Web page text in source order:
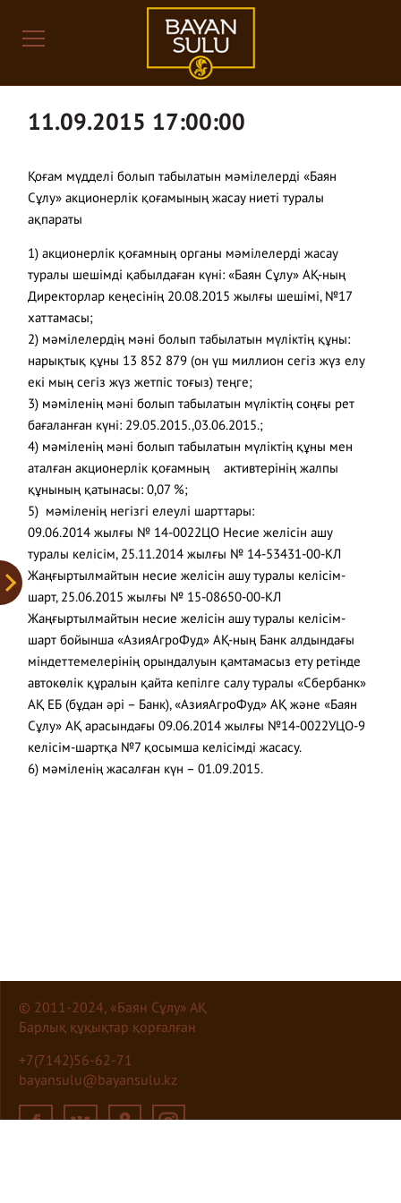
11.09.2015 17:00:00
Қоғам мүдделі болып табылатын мәмілелерді «Баян
Сұлу» акционерлік қоғамының жасау ниеті туралы
ақпараты
1) акционерлік қоғамның органы мәмілелерді жасау
туралы шешімді қабылдаған күні: «Баян Сұлу» АҚ-ның
Директорлар кеңесінің 20.08.2015 жылғы шешімі, №17
хаттамасы;
2) мәмілелердің мәні болып табылатын мүліктің құны:
нарықтық құны 13 852 879 (он үш миллион сегіз жүз елу
екі мың сегіз жүз жетпіс тоғыз) теңге;
3) мәміленің мәні болып табылатын мүліктің соңғы рет
бағаланған күні: 29.05.2015.,03.06.2015.;
4) мәміленің мәні болып табылатын мүліктің құны мен
аталған акционерлік қоғамның активтерінің жалпы
құнының қатынасы: 0,07 %;
5) мәміленің негізгі елеулі шарттары:
09.06.2014 жылғы № 14-0022ЦО Несие желісін ашу
туралы келісім, 25.11.2014 жылғы № 14-53431-00-КЛ
Жаңғыртылмайтын несие желісін ашу туралы келісім-
шарт, 25.06.2015 жылғы № 15-08650-00-КЛ
Жаңғыртылмайтын несие желісін ашу туралы келісім-
шарт бойынша «АзияАгроФуд» АҚ-ның Банк алдындағы
міндеттемелерінің орындалуын қамтамасыз ету ретінде
автокөлік құралын қайта кепілге салу туралы «Сбербанк»
АҚ ЕБ (бұдан әрі – Банк), «АзияАгроФуд» АҚ және «Баян
Сұлу» АҚ арасындағы 09.06.2014 жылғы №14-0022УЦО-9
келісім-шартқа №7 қосымша келісімді жасасу.
6) мәміленің жасалған күн – 01.09.2015.
© 2011-2024, «Баян Сұлу» АҚ
Барлық құқықтар қорғалған
+7(7142)56-62-71
bayansulu@bayansulu.kz